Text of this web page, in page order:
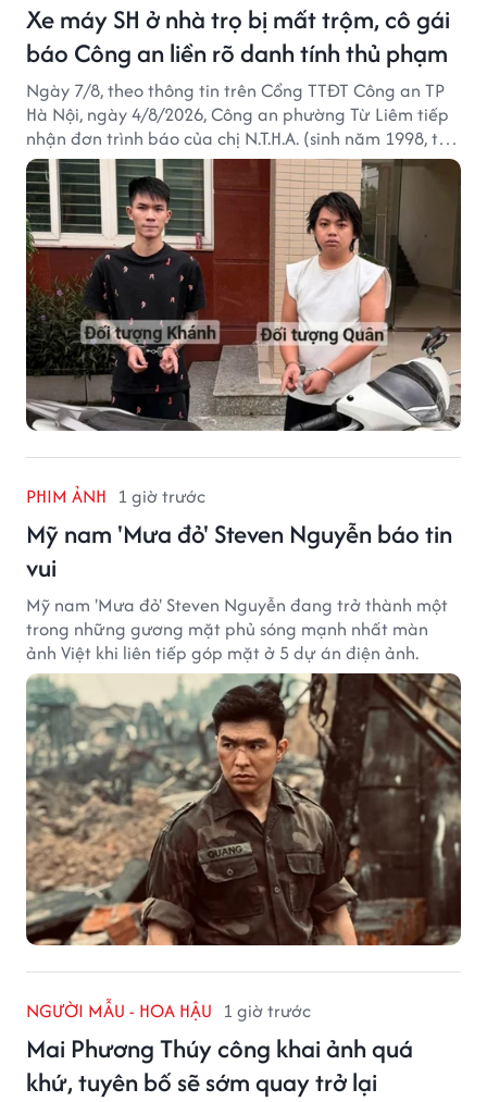
Xe máy SH ở nhà trọ bị mất trộm, cô gái
báo Công an liền rõ danh tính thủ phạm
Ngày 7/8, theo thông tin trên Cổng TTĐT Công an TP
Hà Nội, ngày 4/8/2026, Công an phường Từ Liêm tiếp
nhận đơn trình báo của chị N.T.H.A. (sinh năm 1998, trú
tại phường Từ Liêm) về việc bị kẻ gian lấy trộm chiếc
xe mô tô Honda SH 125i, tại khu nhà trọ nơi đang sinh
sống.
PHIM ẢNH 1 giờ trước
Mỹ nam 'Mưa đỏ' Steven Nguyễn báo tin
vui
Mỹ nam 'Mưa đỏ' Steven Nguyễn đang trở thành một
trong những gương mặt phủ sóng mạnh nhất màn
ảnh Việt khi liên tiếp góp mặt ở 5 dự án điện ảnh.
NGƯỜI MẪU - HOA HẬU 1 giờ trước
Mai Phương Thúy công khai ảnh quá
khứ, tuyên bố sẽ sớm quay trở lại